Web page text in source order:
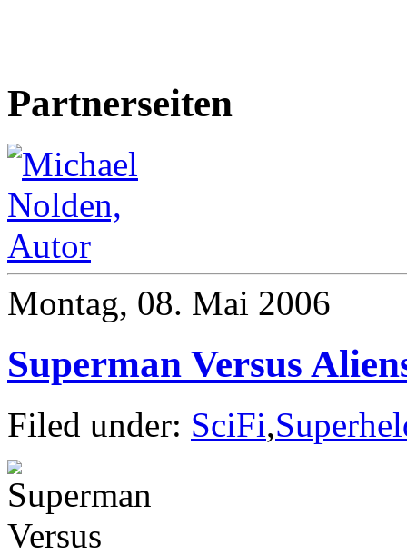
Partnerseiten
Montag, 08. Mai 2006
Superman Versus
Filed under: SciFi,